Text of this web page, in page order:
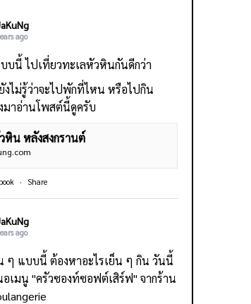
ago
บนี้ ไปเที่ยวทะเลหัวหินกันดีกว่า
งไม่รู้ว่าจะไปพักที่ไหน หรือไปกิน
มาอ่านโพสต์นี้ดูครับ
หิน หลังสงกรานต์
· Share
ago
ๆ แบบนี้ ต้องหาอะไรเย็น ๆ กิน วันนี้
อเมนู "ครัวซองท์ซอฟต์เสิร์ฟ" จากร้าน